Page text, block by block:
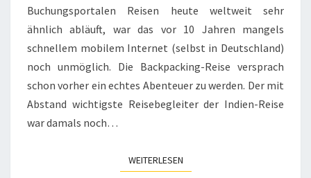
Buchungsportalen Reisen heute weltweit sehr
ähnlich abläuft, war das vor 10 Jahren mangels
schnellem mobilem Internet (selbst in Deutschland)
noch unmöglich. Die Backpacking-Reise versprach
schon vorher ein echtes Abenteuer zu werden. Der mit
Abstand wichtigste Reisebegleiter der Indien-Reise
war damals noch…
WEITERLESENWEITERLESEN